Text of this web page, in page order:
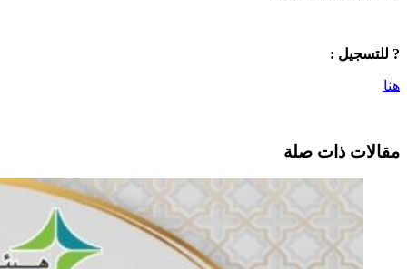
? للتسجيل :
هنا
مقالات ذات صلة